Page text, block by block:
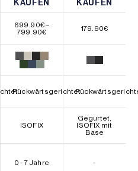
KAUFEN
KAUFEN
KAUFEN
KAUFEN
699.90€–
799.90€Preisspanne:
bis
799.90€
179.90€
Rückwärtsgerichtet
ISOFIX
Gegurtet,
ISOFIX mit
Base
0 - 7 Jahre -